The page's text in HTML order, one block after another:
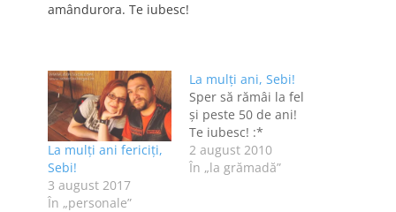
amândurora. Te iubesc!
La mulți ani fericiți,
Sebi!
3 august 2017
În „personale”
La mulţi ani, Sebi!
Sper să rămâi la fel
şi peste 50 de ani!
Te iubesc! :*
2 august 2010
În „la grămadă”